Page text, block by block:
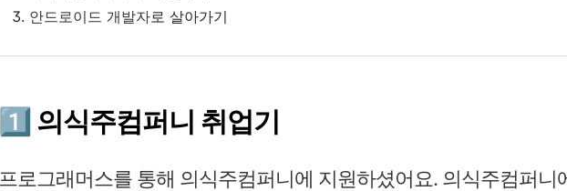
안드로이드 개발자로 살아가기
1️⃣ 의식주컴퍼니 취업기
프로그래머스를 통해 의식주컴퍼니에 지원하셨어요. 의식주컴퍼니